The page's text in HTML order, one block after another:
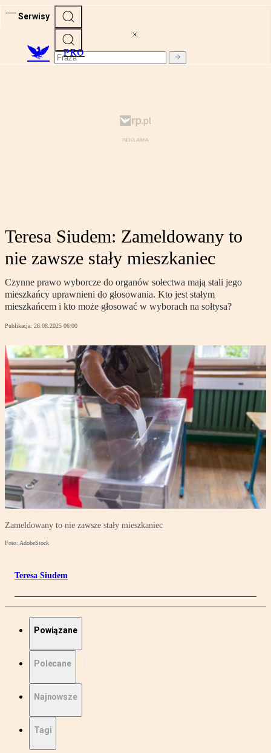
Serwisy
PRO
Teresa Siudem: Zameldowany to
nie zawsze stały mieszkaniec
Czynne prawo wyborcze do organów sołectwa mają stali jego
mieszkańcy uprawnieni do głosowania. Kto jest stałym
mieszkańcem i kto może głosować w wyborach na sołtysa?
Publikacja: 26.08.2025 06:00
Zameldowany to nie zawsze stały mieszkaniec
Foto: AdobeStock
Teresa Siudem
Powiązane
Polecane
Najnowsze
Tagi